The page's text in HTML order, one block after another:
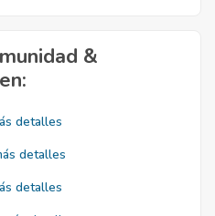
&
detalles
detalles
detalles